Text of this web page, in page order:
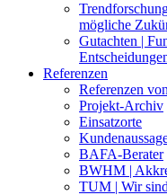
mögliche
Gutachten |
Referenzen
Referenzen
Projekt-Archiv
Einsatzorte
BAFA-Berater
BWHM |
TUM | Wir